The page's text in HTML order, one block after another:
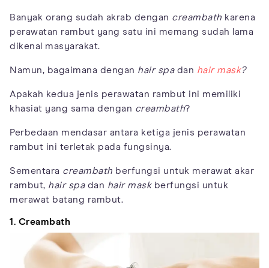
Banyak orang sudah akrab dengan creambath karena
perawatan rambut yang satu ini memang sudah lama
dikenal masyarakat.
Namun, bagaimana dengan hair spadan hair mask?
Apakah kedua jenis perawatan rambut ini memiliki
khasiat yang sama dengan creambath?
Perbedaan mendasar antara ketiga jenis perawatan
rambut ini terletak pada fungsinya.
Sementara creambath berfungsi untuk merawat akar
rambut, hair spadan hair maskberfungsi untuk
merawat batang rambut.
1. Creambath